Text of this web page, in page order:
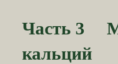
Часть 3
кальций